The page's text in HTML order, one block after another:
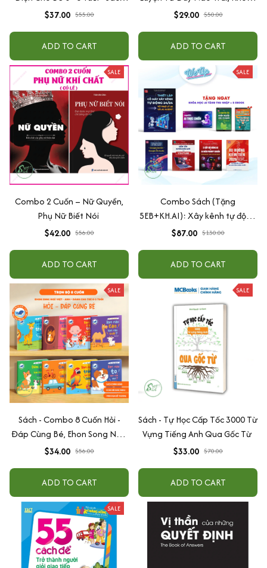
Song Ngữ Việt - Anh
$37.00 $55.00
ADD TO CART
Não Phải - Đánh Thức Tiềm
$29.00 $50.00
ADD TO CART
SALE
Combo 2 Cuốn – Nữ Quyền,
Phụ Nữ Biết Nói
$42.00 $56.00
ADD TO CART
SALE
Combo Sách (Tặng
5EB+KH.AI): Xây kênh tự động
AI Agent + AI siêu mạnh + 3
+ Xu hướng
$87.00 $130.00
ADD TO CART
SALE
Sách - Combo 8 Cuốn Hỏi -
Đáp Cùng Bé, Ehon Song Ngữ
Việt - Anh - Dành Cho Bé Từ 0
$34.00 $56.00
ADD TO CART
SALE
Sách - Tự Học Cấp Tốc 3000 Từ
Vựng Tiếng Anh Qua Gốc Từ
$33.00 $70.00
ADD TO CART
SALE